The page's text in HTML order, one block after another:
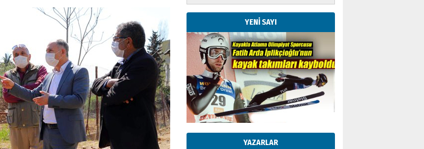
YENİ SAYI
YAZARLAR
Kenan GÜLERCİ
Metin Külünk: Aileyi Korumak
Geleceği Korumaktır
11 Mayıs 2026 Pazartesi